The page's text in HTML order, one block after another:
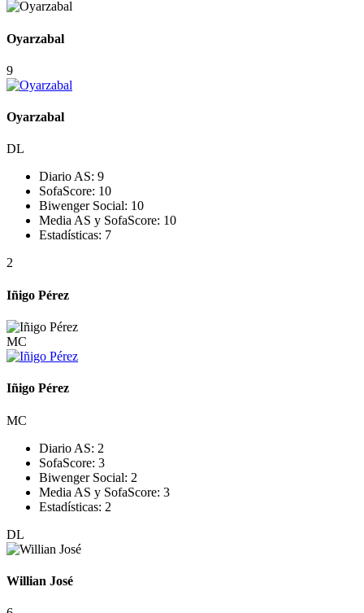
Oyarzabal
9
Oyarzabal
DL
Diario AS: 9
SofaScore: 10
Biwenger Social: 10
Media AS y SofaScore: 10
Estadísticas: 7
2
Iñigo Pérez
MC
Iñigo Pérez
MC
Diario AS: 2
SofaScore: 3
Biwenger Social: 2
Media AS y SofaScore: 3
Estadísticas: 2
DL
Willian José